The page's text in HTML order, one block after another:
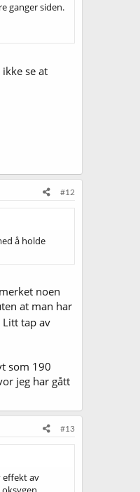
ganger siden.
se at
#12
å holde
noen
at man har
Litt tap av
som 190
jeg har gått
#13
effekt av